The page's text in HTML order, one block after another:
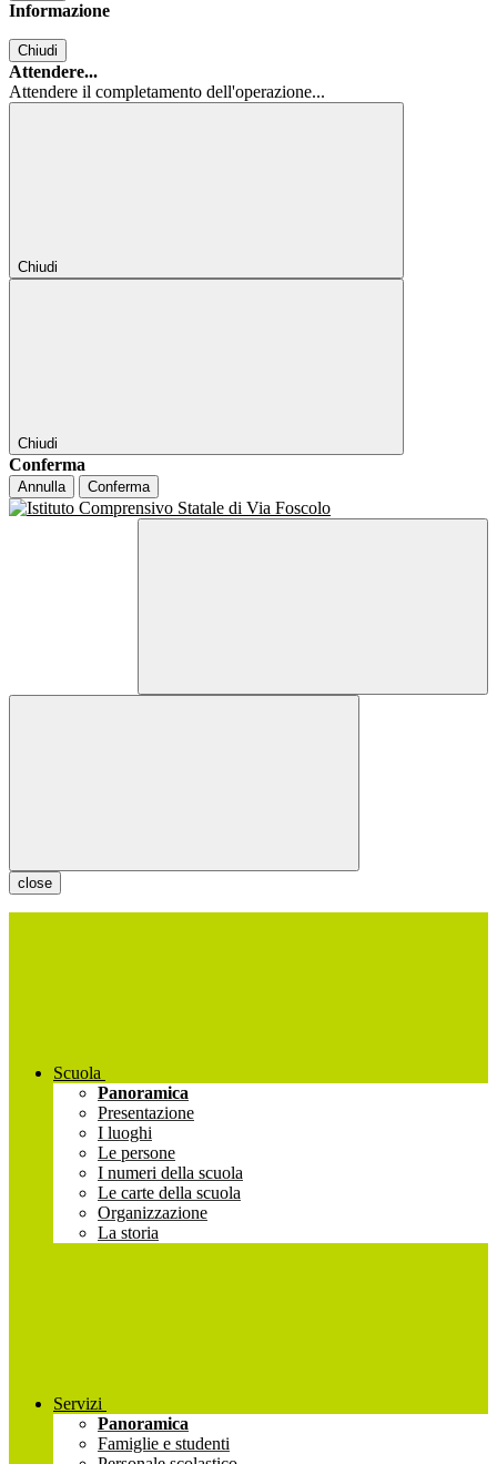
Informazione
Chiudi
Attendere...
Attendere il completamento dell'operazione...
Chiudi
Chiudi
Conferma
Annulla Conferma
close
Scuola
Panoramica
Presentazione
I luoghi
Le persone
I numeri della scuola
Le carte della scuola
Organizzazione
La storia
Servizi
Panoramica
Famiglie e studenti